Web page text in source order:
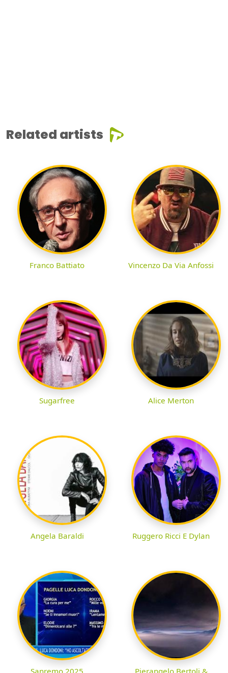
Related artists
Franco Battiato Vincenzo Da Via Anfossi
Sugarfree Alice Merton
Angela Baraldi Ruggero Ricci E Dylan